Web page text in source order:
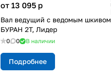
от 13 095 p
Вал ведущий с ведомым шкивом
БУРАН 2Т, Лидер
0 0 В наличии
Подробнее